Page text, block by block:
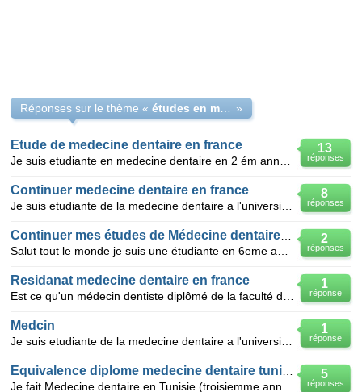
Réponses sur le thème « »
13
réponses
Etude de medecine dentaire en france
8
réponses
Continuer medecine dentaire en france
2
réponses
1
réponse
Residanat medecine dentaire en france
1
réponse
Medcin
5
réponses